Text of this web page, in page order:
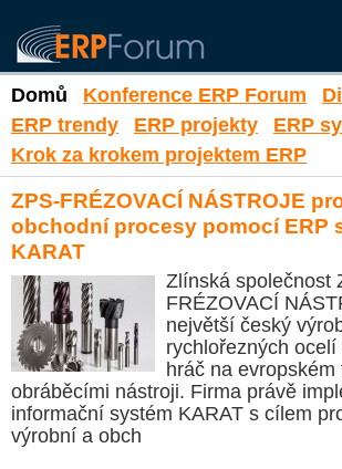
Domů Konference ERP Forum
ERP trendy
ERP projekty
ERP
Krok za krokem projektem ERP
ZPS-FRÉZOVACÍ NÁSTROJE
obchodní procesy pomocí ERP
KARAT
Zlínská společnost
FRÉZOVACÍ
největší český
rychlořezných
hráč na evropském
obráběcími nástroji. Firma právě
informační systém KARAT s cílem
výrobní a obch